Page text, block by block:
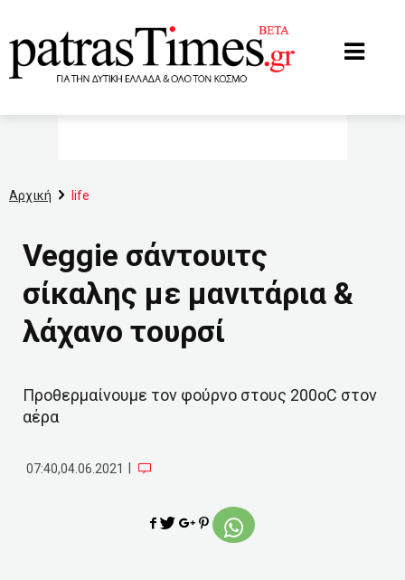
Αρχική life
Veggie σάντουιτς
σίκαλης με μανιτάρια &
λάχανο τουρσί
Προθερμαίνουμε τον φούρνο στους 200οC στον
αέρα
07:40,04.06.2021